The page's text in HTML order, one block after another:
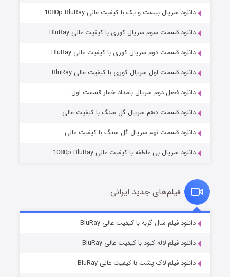
مردگان متحرک: شهر مرده ۳
قسمت۲ (زیرنویس) منتشر شد
قسمت۷ (زیرنویس) منتشر شد
دانلود سریال بیست و یک با کیفیت عالی 1080p BluRay
دانلود قسمت سوم سریال کوری با کیفیت عالی BluRay
دانلود قسمت دوم سریال کوری با کیفیت عالی BluRay
دانلود قسمت اول سریال کوری با کیفیت عالی BluRay
دانلود فصل دوم سریال بامداد خمار قسمت اول
دانلود قسمت دهم سریال گل سنگ با کیفیت عالی
دانلود قسمت نهم سریال گل سنگ با کیفیت عالی
دانلود سریال بی عاطفه با کیفیت عالی 1080p BluRay
فیلم‌های جدید ایرانی
دانلود فیلم سال گربه با کیفیت عالی BluRay
دانلود فیلم لاله کبود با کیفیت عالی BluRay
دانلود فیلم لاک پشت با کیفیت عالی BluRay